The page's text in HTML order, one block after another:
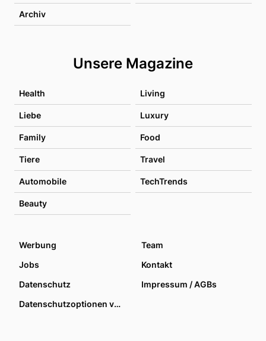
Archiv
Unsere Magazine
Health Living
Liebe Luxury
Family Food
Tiere Travel
Automobile TechTrends
Beauty
Werbung
Team
Jobs
Kontakt
Datenschutz
Impressum / AGBs
Datenschutzoptionen verwalten